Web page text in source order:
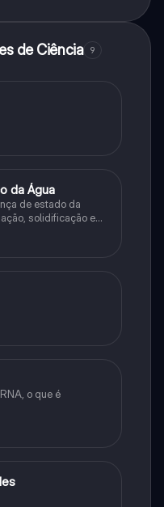
de Ciência 9
da Água
de estado da
solidificação e
o que é